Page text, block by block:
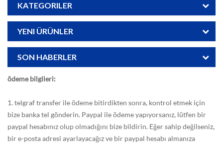
KATEGORILER
YENI ÜRÜNLER
SON HABERLER
ödeme bilgileri:
1. telgraf transfer ile ödeme bitirdikten sonra, kontrol etmek için
bize banka tel gönderin. Paypal ile ödeme yapıyorsanız, lütfen bir
paypal hesabınız olup olmadığını bize bildirin. Eğer sahip değilseniz,
bir e-posta adresi ayarlayacağız ve bir paypal hesabı almanıza